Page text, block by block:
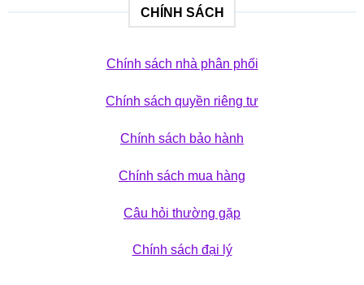
CHÍNH SÁCH
Chính sách nhà phân phối
Chính sách quyền riêng tư
Chính sách bảo hành
Chính sách mua hàng
Câu hỏi thường gặp
Chính sách đại lý